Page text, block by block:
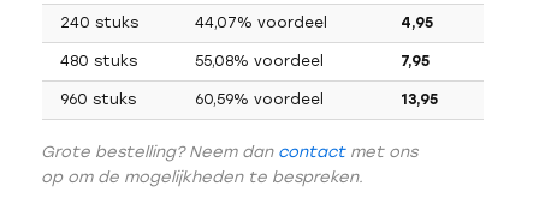
240 stuks 44,07% voordeel 4,95
480 stuks 55,08% voordeel 7,95
960 stuks 60,59% voordeel 13,95
Grote bestelling? Neem dan contactmet ons
op om de mogelijkheden te bespreken.